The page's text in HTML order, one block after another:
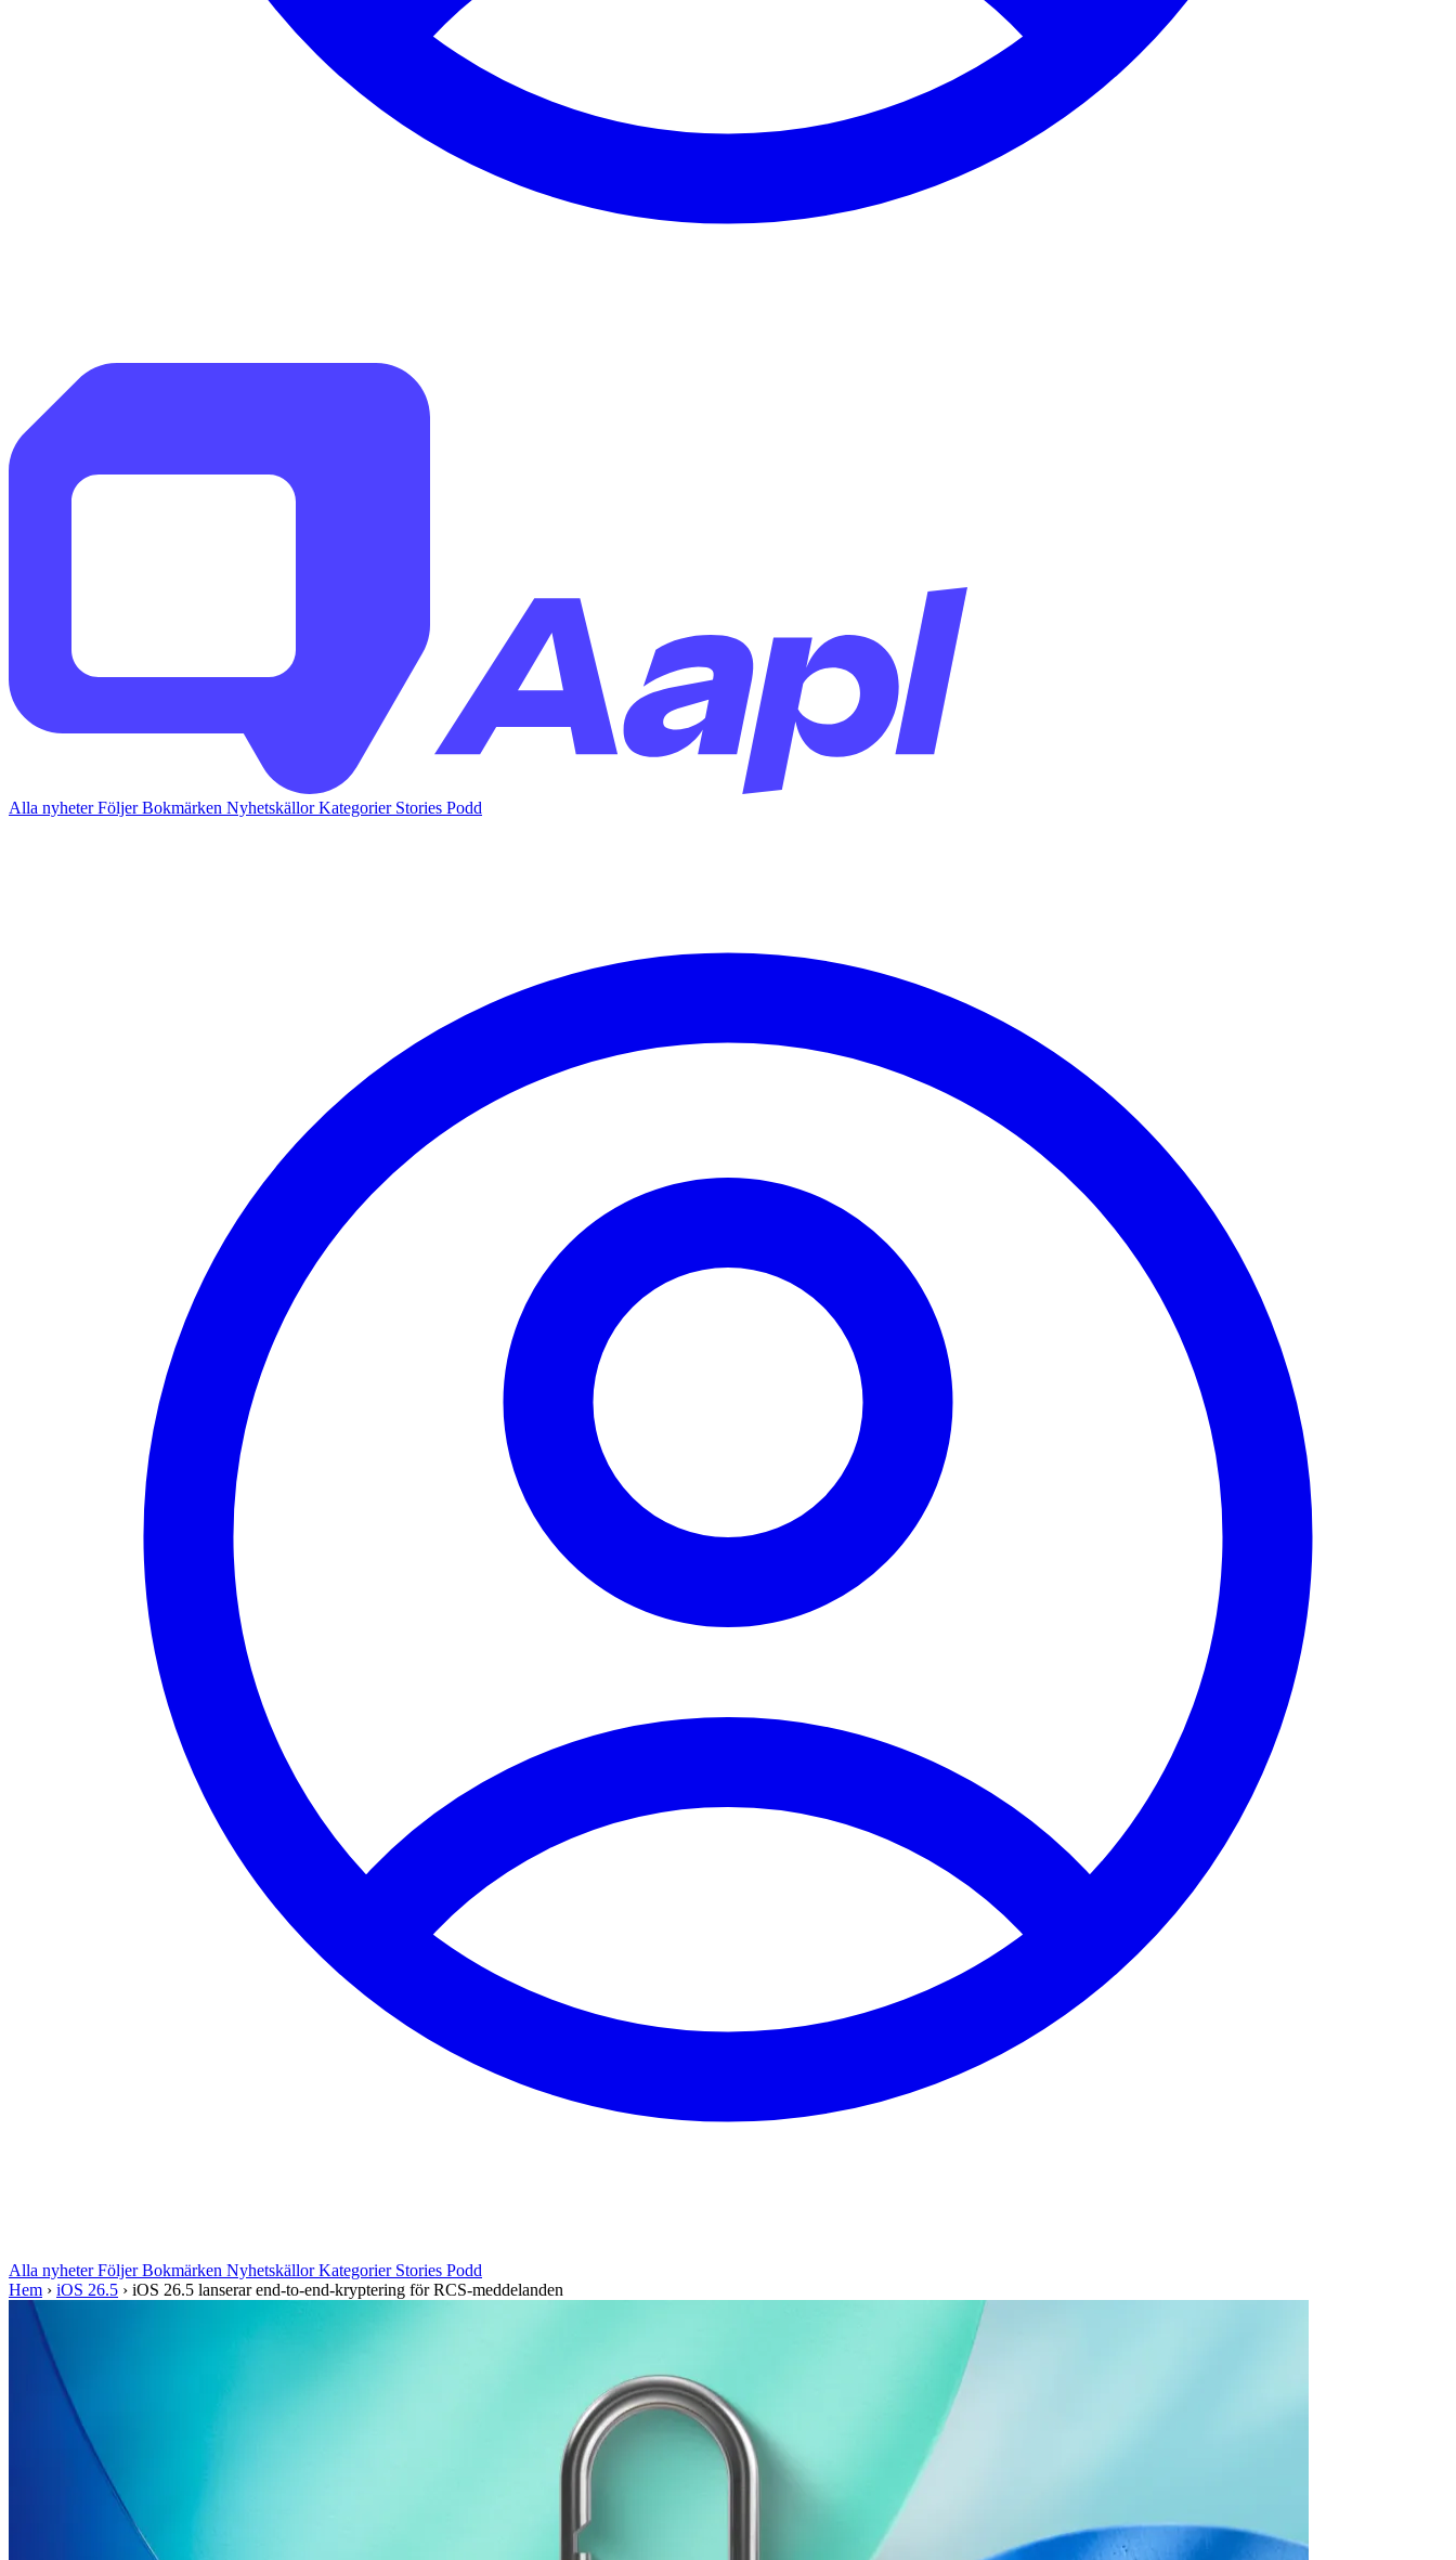
Alla nyheterFöljerBokmärken NyhetskällorKategorier Stories Podd
Alla nyheterFöljerBokmärken NyhetskällorKategorier Stories Podd
Hem › iOS 26.5 › iOS 26.5 lanserar end-to-end-kryptering för RCS-meddelanden